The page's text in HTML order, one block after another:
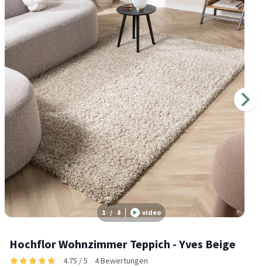
1 / 8 video
Hochflor Wohnzimmer Teppich - Yves Beige
4.75 / 5 4 Bewertungen